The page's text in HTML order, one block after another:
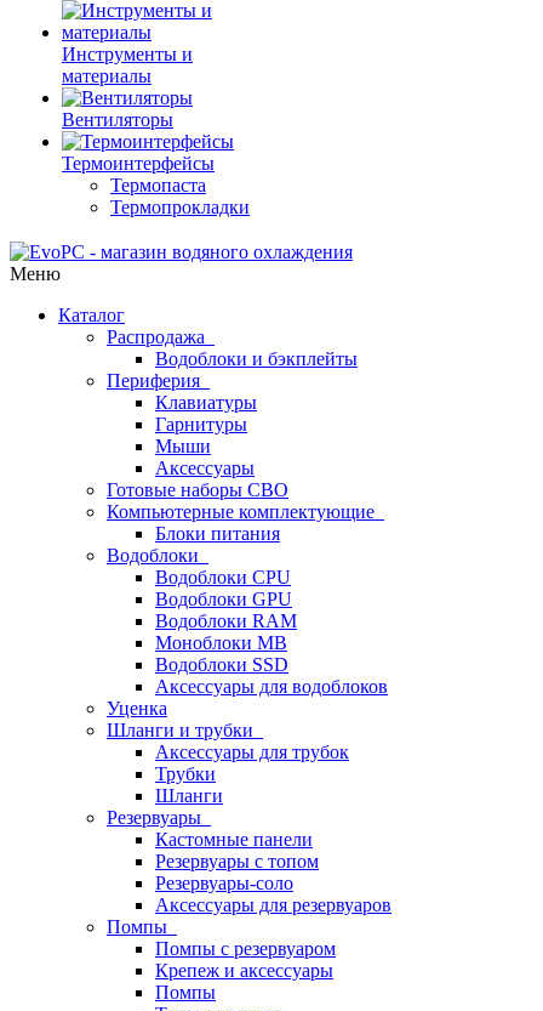
Инструменты и
материалы
Вентиляторы
Термоинтерфейсы
Термопаста
Термопрокладки
Меню
Каталог
Распродажа
Водоблоки и бэкплейты
Периферия
Клавиатуры
Гарнитуры
Мыши
Аксессуары
Готовые наборы СВО
Компьютерные комплектующие
Блоки питания
Водоблоки
Водоблоки CPU
Водоблоки GPU
Водоблоки RAM
Моноблоки MB
Водоблоки SSD
Аксессуары для водоблоков
Уценка
Шланги и трубки
Аксессуары для трубок
Трубки
Шланги
Резервуары
Кастомные панели
Резервуары с топом
Резервуары-соло
Аксессуары для резервуаров
Помпы
Помпы с резервуаром
Крепеж и аксессуары
Помпы